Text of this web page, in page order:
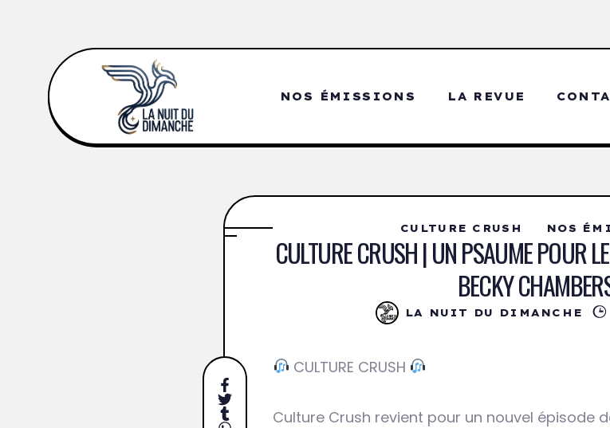
NOS ÉMISSIONS LA REVUE
CULTURE CRUSH NOS
CULTURE CRUSH | UN PSAUME POUR
BECKY
LA NUIT DU DIMANCHE
CULTURE CRUSH
Culture Crush revient pour un nouvel épisode